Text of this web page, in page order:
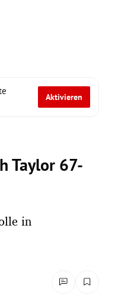
Aktivieren
Taylor 67-
in